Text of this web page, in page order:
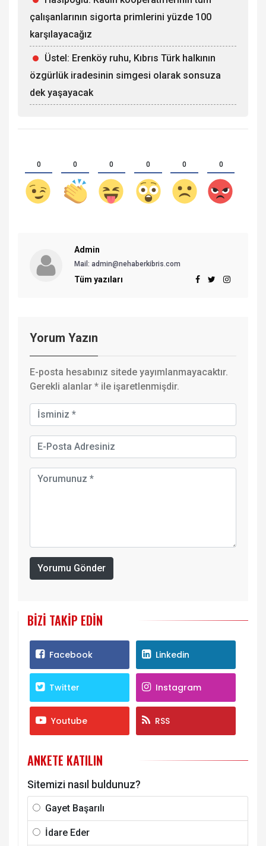
çalışanlarının sigorta primlerini yüzde 100
karşılayacağız
Üstel: Erenköy ruhu, Kıbrıs Türk halkının
özgürlük iradesinin simgesi olarak sonsuza
dek yaşayacak
0 0 0 0 0 0
Admin
Mail: admin@nehaberkibris.com
Tüm yazıları
Yorum Yazın
E-posta hesabınız sitede yayımlanmayacaktır.
Gerekli alanlar * ile işaretlenmişdir.
Yorumu Gönder
BIZI TAKIP EDIN
Facebook Linkedin
Twitter Instagram
Youtube RSS
ANKETE KATILIN
Sitemizi nasıl buldunuz?
Gayet Başarılı
İdare Eder